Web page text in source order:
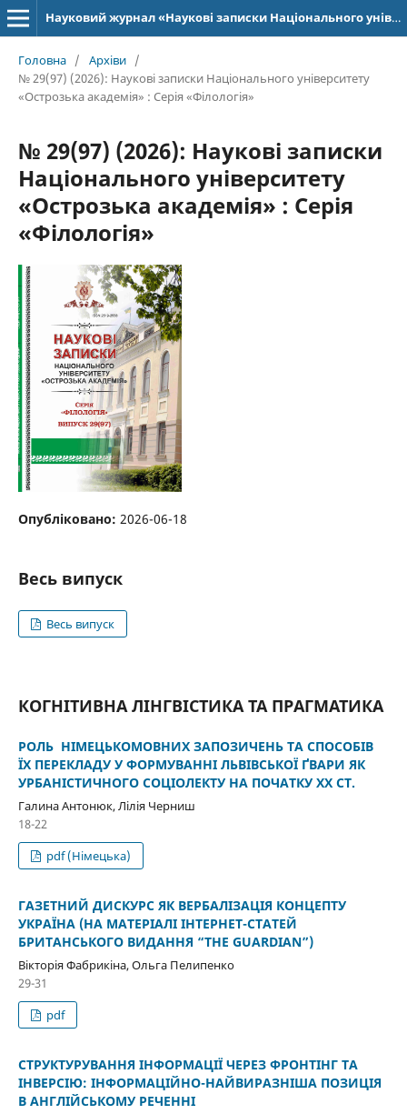
Науковий журнал «Наукові записки Національного університету «Острозька академія»: серія «Філологія»
Головна / Архіви /
№ 29(97) (2026): Наукові записки Національного університету
«Острозька академія» : Серія «Філологія»
№ 29(97) (2026): Наукові записки
Національного університету
«Острозька академія» : Серія
«Філологія»
Опубліковано: 2026-06-18
Весь випуск
Весь випуск
КОГНІТИВНА ЛІНГВІСТИКА ТА ПРАГМАТИКА
РОЛЬ НІМЕЦЬКОМОВНИХ ЗАПОЗИЧЕНЬ ТА СПОСОБІВ
ЇХ ПЕРЕКЛАДУ У ФОРМУВАННІ ЛЬВІВСЬКОЇ ҐВАРИ ЯК
УРБАНІСТИЧНОГО СОЦІОЛЕКТУ НА ПОЧАТКУ ХХ СТ.
Галина Антонюк, Лілія Черниш
18-22
pdf (Німецька)
ГАЗЕТНИЙ ДИСКУРС ЯК ВЕРБАЛІЗАЦІЯ КОНЦЕПТУ
УКРАЇНА (НА МАТЕРІАЛІ ІНТЕРНЕТ-СТАТЕЙ
БРИТАНСЬКОГО ВИДАННЯ “THE GUARDIAN”)
Вікторія Фабрикіна, Ольга Пелипенко
29-31
pdf
СТРУКТУРУВАННЯ ІНФОРМАЦІЇ ЧЕРЕЗ ФРОНТІНГ ТА
ІНВЕРСІЮ: ІНФОРМАЦІЙНО-НАЙВИРАЗНІША ПОЗИЦІЯ
В АНГЛІЙСЬКОМУ РЕЧЕННІ